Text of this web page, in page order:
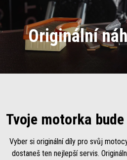
Originální
Tvoje motorka
Vyber si originální díly pro svůj
dostaneš ten nejlepší servis.